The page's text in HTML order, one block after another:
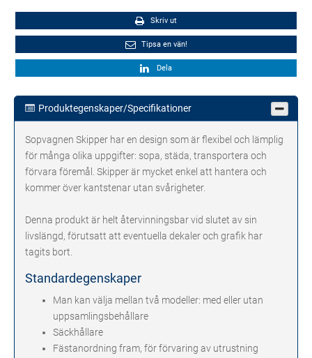
Skriv ut
Tipsa en vän!
Dela
Produktegenskaper/Specifikationer
Sopvagnen Skipper har en design som är flexibel och lämplig
för många olika uppgifter: sopa, städa, transportera och
förvara föremål. Skipper är mycket enkel att hantera och
kommer över kantstenar utan svårigheter.
Denna produkt är helt återvinningsbar vid slutet av sin
livslängd, förutsatt att eventuella dekaler och grafik har
tagits bort.
Standardegenskaper
Man kan välja mellan två modeller: med eller utan
uppsamlingsbehållare
Säckhållare
Fästanordning fram, för förvaring av utrustning